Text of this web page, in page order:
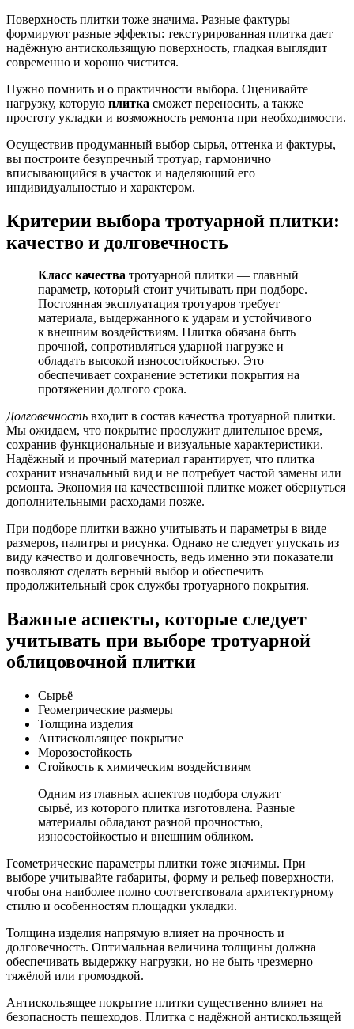
Поверхность плитки тоже значима. Разные фактуры
формируют разные эффекты: текстурированная плитка дает
надёжную антискользящую поверхность, гладкая выглядит
современно и хорошо чистится.
Нужно помнить и о практичности выбора. Оценивайте
нагрузку, которую плитка сможет переносить, а также
простоту укладки и возможность ремонта при необходимости.
Осуществив продуманный выбор сырья, оттенка и фактуры,
вы построите безупречный тротуар, гармонично
вписывающийся в участок и наделяющий его
индивидуальностью и характером.
Критерии выбора тротуарной плитки:
качество и долговечность
Класс качества тротуарной плитки — главный
параметр, который стоит учитывать при подборе.
Постоянная эксплуатация тротуаров требует
материала, выдержанного к ударам и устойчивого
к внешним воздействиям. Плитка обязана быть
прочной, сопротивляться ударной нагрузке и
обладать высокой износостойкостью. Это
обеспечивает сохранение эстетики покрытия на
протяжении долгого срока.
Долговечность входит в состав качества тротуарной плитки.
Мы ожидаем, что покрытие прослужит длительное время,
сохранив функциональные и визуальные характеристики.
Надёжный и прочный материал гарантирует, что плитка
сохранит изначальный вид и не потребует частой замены или
ремонта. Экономия на качественной плитке может обернуться
дополнительными расходами позже.
При подборе плитки важно учитывать и параметры в виде
размеров, палитры и рисунка. Однако не следует упускать из
виду качество и долговечность, ведь именно эти показатели
позволяют сделать верный выбор и обеспечить
продолжительный срок службы тротуарного покрытия.
Важные аспекты, которые следует
учитывать при выборе тротуарной
облицовочной плитки
Сырьё
Геометрические размеры
Толщина изделия
Антискользящее покрытие
Морозостойкость
Стойкость к химическим воздействиям
Одним из главных аспектов подбора служит
сырьё, из которого плитка изготовлена. Разные
материалы обладают разной прочностью,
износостойкостью и внешним обликом.
Геометрические параметры плитки тоже значимы. При
выборе учитывайте габариты, форму и рельеф поверхности,
чтобы она наиболее полно соответствовала архитектурному
стилю и особенностям площадки укладки.
Толщина изделия напрямую влияет на прочность и
долговечность. Оптимальная величина толщины должна
обеспечивать выдержку нагрузки, но не быть чрезмерно
тяжёлой или громоздкой.
Антискользящее покрытие плитки существенно влияет на
безопасность пешеходов. Плитка с надёжной антискользящей